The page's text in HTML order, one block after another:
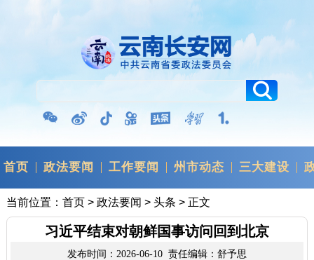
首页 政法要闻 工作要闻 州市动态 三大建设
当前位置： 首页> 政法要闻 > 头条 > 正文
习近平结束对朝鲜国事访问回到北京
发布时间：2026-06-10 责任编辑：舒予思